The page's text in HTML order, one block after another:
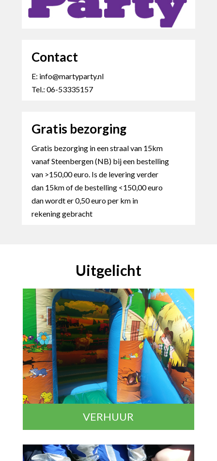
Contact
E: info@martyparty.nl
Tel.: 06-53335157
Gratis bezorging
Gratis bezorging in een straal van 15km
vanaf Steenbergen (NB) bij een bestelling
van >150,00 euro. Is de levering verder
dan 15km of de bestelling <150,00 euro
dan wordt er 0,50 euro per km in
rekening gebracht
Uitgelicht
VERHUUR